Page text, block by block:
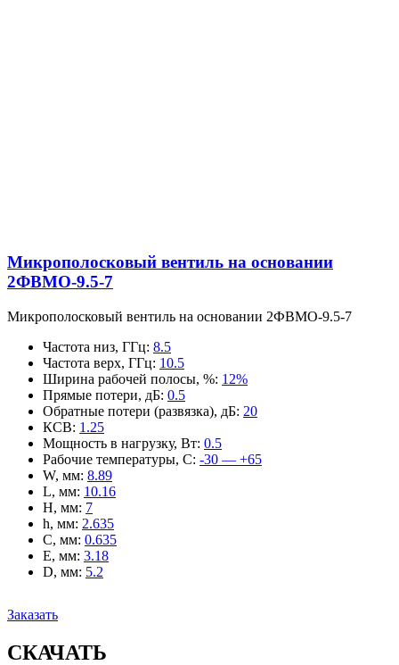
Микрополосковый вентиль на основании
2ФВМO-9.5-7
Микрополосковый вентиль на основании 2ФВМO-9.5-7
Частота низ, ГГц: 8.5
Частота верх, ГГц: 10.5
Ширина рабочей полосы, %: 12%
Прямые потери, дБ: 0.5
Обратные потери (развязка), дБ: 20
КСВ: 1.25
Мощность в нагрузку, Вт: 0.5
Рабочие температуры, С: -30 — +65
W, мм: 8.89
L, мм: 10.16
H, мм: 7
h, мм: 2.635
C, мм: 0.635
E, мм: 3.18
D, мм: 5.2
Заказать
СКАЧАТЬ